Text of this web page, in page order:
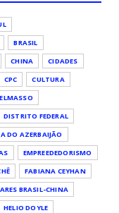
BRASIL
CHINA
CIDADES
CPC
CULTURA
DISTRITO FEDERAL
DO AZERBAIJÃO
EMPREEDEDORISMO
FABIANA CEYHAN
BRASIL-CHINA
HELIO DOYLE